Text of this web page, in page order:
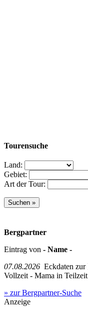
Tourensuche
Land:
Gebiet:
Art der Tour:
Bergpartner
Eintrag von - Name -
07.08.2026 Eckdaten
Vollzeit - Mama in
» zur Bergpartner-Suche
Anzeige